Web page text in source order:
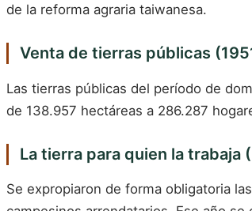
de la reforma agraria taiwanesa.
Venta de tierras públicas
Las tierras públicas del período de
de 138.957 hectáreas a 286.287
La tierra para quien la trabaja
Se expropiaron de forma obligatoria